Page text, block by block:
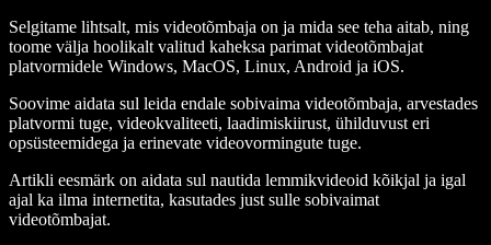
Selgitame lihtsalt, mis videotõmbaja on ja mida see teha aitab, ning
toome välja hoolikalt valitud kaheksa parimat videotõmbajat
platvormidele Windows, MacOS, Linux, Android ja iOS.
Soovime aidata sul leida endale sobivaima videotõmbaja, arvestades
platvormi tuge, videokvaliteeti, laadimiskiirust, ühilduvust eri
opsüsteemidega ja erinevate videovormingute tuge.
Artikli eesmärk on aidata sul nautida lemmikvideoid kõikjal ja igal
ajal ka ilma internetita, kasutades just sulle sobivaimat
videotõmbajat.